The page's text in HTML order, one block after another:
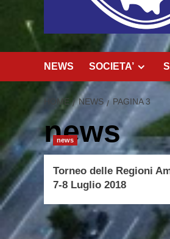
NEWS SOCIETA’
HOME NEWS PAGINA 3
news
news
Torneo delle Regioni
7-8 Luglio 2018